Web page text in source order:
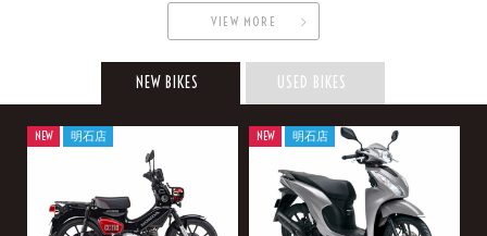
VIEW MORE
NEW BIKES USED BIKES
NEW 明石店 NEW 明石店